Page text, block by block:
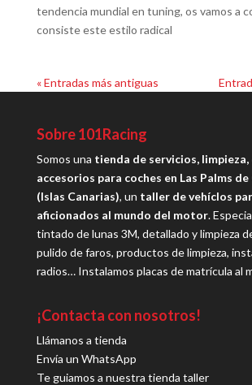
tendencia mundial en tuning, os vamos a
consiste este estilo radical
« Entradas más antiguas
Sobre 101Racing
Somos una tienda de servicios,
accesorios para coches en Las Palms
(Islas Canarias), un taller de vehíclos
aficionados al mundo del motor.
tintado de lunas 3M, detallado y limpieza
pulido de faros, productos de limpieza,
radios… Instalamos placas de matrícula al
¡Contacta con nosotros!
Llámanos a tienda
Envía un WhatsApp
Te guiamos a nuestra tienda taller